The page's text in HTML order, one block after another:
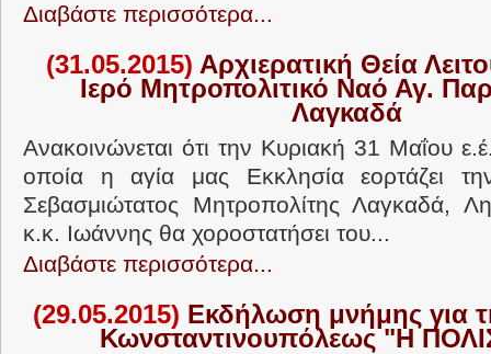
Διαβάστε περισσότερα...
(31.05.2015) Αρχιερατική Θεία
Ιερό Μητροπολιτικό Ναό Αγ.
Λαγκαδά
Ανακοινώνεται ότι την Κυριακή 31 Μαΐου
οποία η αγία μας Εκκλησία εορτάζει
Σεβασμιώτατος Μητροπολίτης Λαγκαδά,
κ.κ. Ιωάννης θα χοροστατήσει του...
Διαβάστε περισσότερα...
(29.05.2015) Εκδήλωση μνήμης για
Κωνσταντινουπόλεως "Η